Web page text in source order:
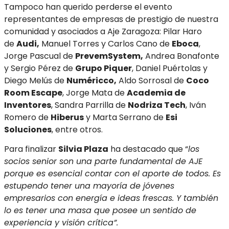
Tampoco han querido perderse el evento
representantes de empresas de prestigio de nuestra
comunidad y asociados a Aje Zaragoza: Pilar Haro
deAudi, Manuel Torres y Carlos Cano de Eboca,
Jorge Pascual de PrevemSystem, Andrea Bonafonte
y Sergio Pérez de Grupo Piquer, Daniel Puértolas y
Diego Melús de Numéricco, Aldo Sorrosal de Coco
Room Escape, Jorge Mata deAcademia de
Inventores, Sandra Parrilla de Nodriza Tech, Iván
Romero de Hiberusy Marta Serrano de Esi
Soluciones, entre otros.
Para finalizar Silvia Plaza ha destacado que “los
socios senior son una parte fundamental de AJE
porque es esencial contar con el aporte de todos. Es
estupendo tener una mayoría de jóvenes
empresarios con energía e ideas frescas. Y también
lo es tener una masa que posee un sentido de
experiencia y visión crítica”.